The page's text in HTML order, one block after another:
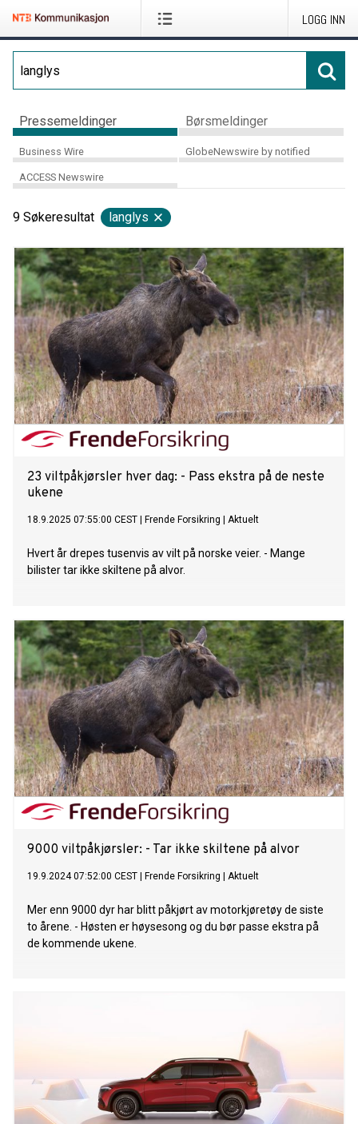
LOGG INN
Pressemeldinger Børsmeldinger
Business Wire GlobeNewswire by notified
ACCESS Newswire
9 Søkeresultat langlys
23 viltpåkjørsler hver dag: - Pass ekstra på de neste
ukene
18.9.2025 07:55:00 CEST Frende Forsikring Aktuelt
Hvert år drepes tusenvis av vilt på norske veier. - Mange
bilister tar ikke skiltene på alvor.
9000 viltpåkjørsler: - Tar ikke skiltene på alvor
19.9.2024 07:52:00 CEST Frende Forsikring Aktuelt
Mer enn 9000 dyr har blitt påkjørt av motorkjøretøy de siste
to årene. - Høsten er høysesong og du bør passe ekstra på
de kommende ukene.